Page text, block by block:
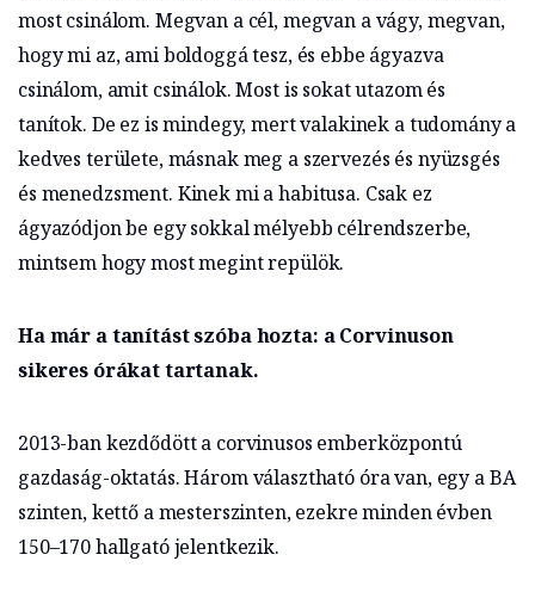
most csinálom. Megvan a cél, megvan a vágy, megvan,
hogy mi az, ami boldoggá tesz, és ebbe ágyazva
csinálom, amit csinálok. Most is sokat utazom és
tanítok. De ez is mindegy, mert valakinek a tudomány a
kedves területe, másnak meg a szervezés és nyüzsgés
és menedzsment. Kinek mi a habitusa. Csak ez
ágyazódjon be egy sokkal mélyebb célrendszerbe,
mintsem hogy most megint repülök.
Ha már a tanítást szóba hozta: a Corvinuson
sikeres órákat tartanak.
2013-ban kezdődött a corvinusos emberközpontú
gazdaság-oktatás. Három választható óra van, egy a BA
szinten, kettő a mesterszinten, ezekre minden évben
150–170 hallgató jelentkezik.